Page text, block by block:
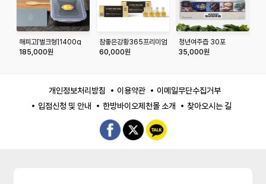
해피고[벌크형]1400g
185,000원
참좋은강황365프리미엄
60,000원
청년여주즙 30포
35,000원
개인정보처리방침 이용약관
이메일무단수집거부
입점신청 및 안내
한방바이오제천몰 소개 찾아오시는 길